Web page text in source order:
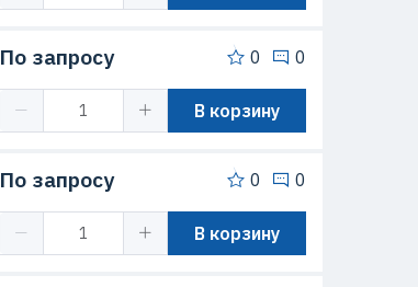
По запросу 0 0
В корзину
По запросу 0 0
В корзину